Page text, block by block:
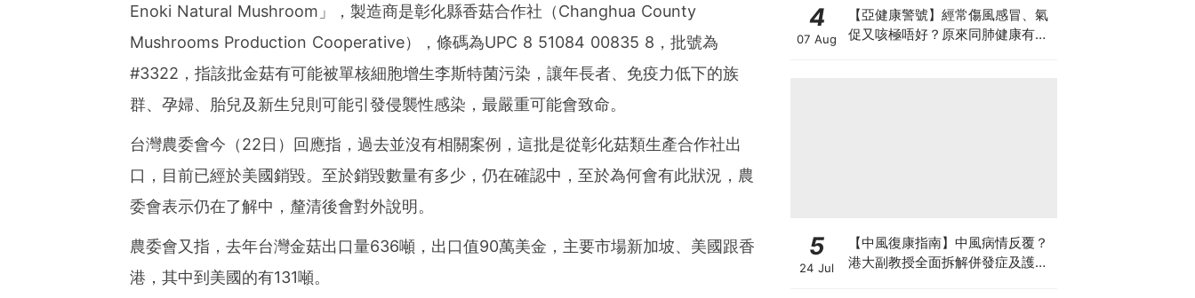
Enoki Natural Mushroom」，製造商是彰化縣香菇合作社（Changhua County
Mushrooms Production Cooperative），條碼為UPC 8 51084 00835 8，批號為
#3322，指該批金菇有可能被單核細胞增生李斯特菌污染，讓年長者、免疫力低下的族
群、孕婦、胎兒及新生兒則可能引發侵襲性感染，最嚴重可能會致命。
台灣農委會今（22日）回應指，過去並沒有相關案例，這批是從彰化菇類生產合作社出
口，目前已經於美國銷毀。至於銷毀數量有多少，仍在確認中，至於為何會有此狀況，農
委會表示仍在了解中，釐清後會對外說明。
農委會又指，去年台灣金菇出口量636噸，出口值90萬美金，主要市場新加坡、美國跟香
港，其中到美國的有131噸。
4
07 Aug
【亞健康警號】經常傷風感冒、氣
促又咳極唔好？原來同肺健康有
5
24 Jul
【中風復康指南】中風病情反覆？
港大副教授全面拆解併發症及護理